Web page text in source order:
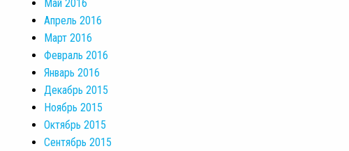
Май 2016
Апрель 2016
Март 2016
Февраль 2016
Январь 2016
Декабрь 2015
Ноябрь 2015
Октябрь 2015
Сентябрь 2015